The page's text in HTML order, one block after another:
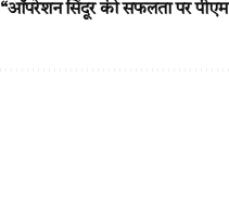
“ऑपरेशन सिंदूर की सफलता पर पीएम